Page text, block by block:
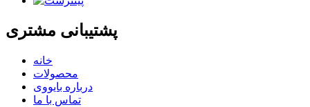
پشتیبانی مشتری
خانه
محصولات
درباره بایووی
تماس با ما